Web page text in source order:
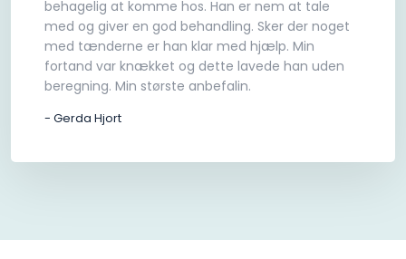
behagelig at komme hos. Han er nem at tale
med og giver en god behandling. Sker der noget
med tænderne er han klar med hjælp. Min
fortand var knækket og dette lavede han uden
beregning. Min største anbefalin.
- Gerda Hjort